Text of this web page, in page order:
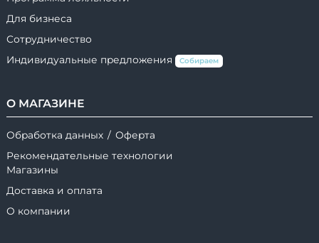
Для бизнеса
Сотрудничество
Индивидуальные предложения
Собираем
О МАГАЗИНЕ
Обработка данных / Оферта
Рекомендательные технологии
Магазины
Доставка и оплата
О компании